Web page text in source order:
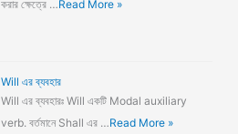
করার ক্ষেত্রে …Read More »
Will এর ব্যবহার
Will এর ব্যবহারঃ Will একটি Modal auxiliary
verb. বর্তমানে Shall এর …Read More »